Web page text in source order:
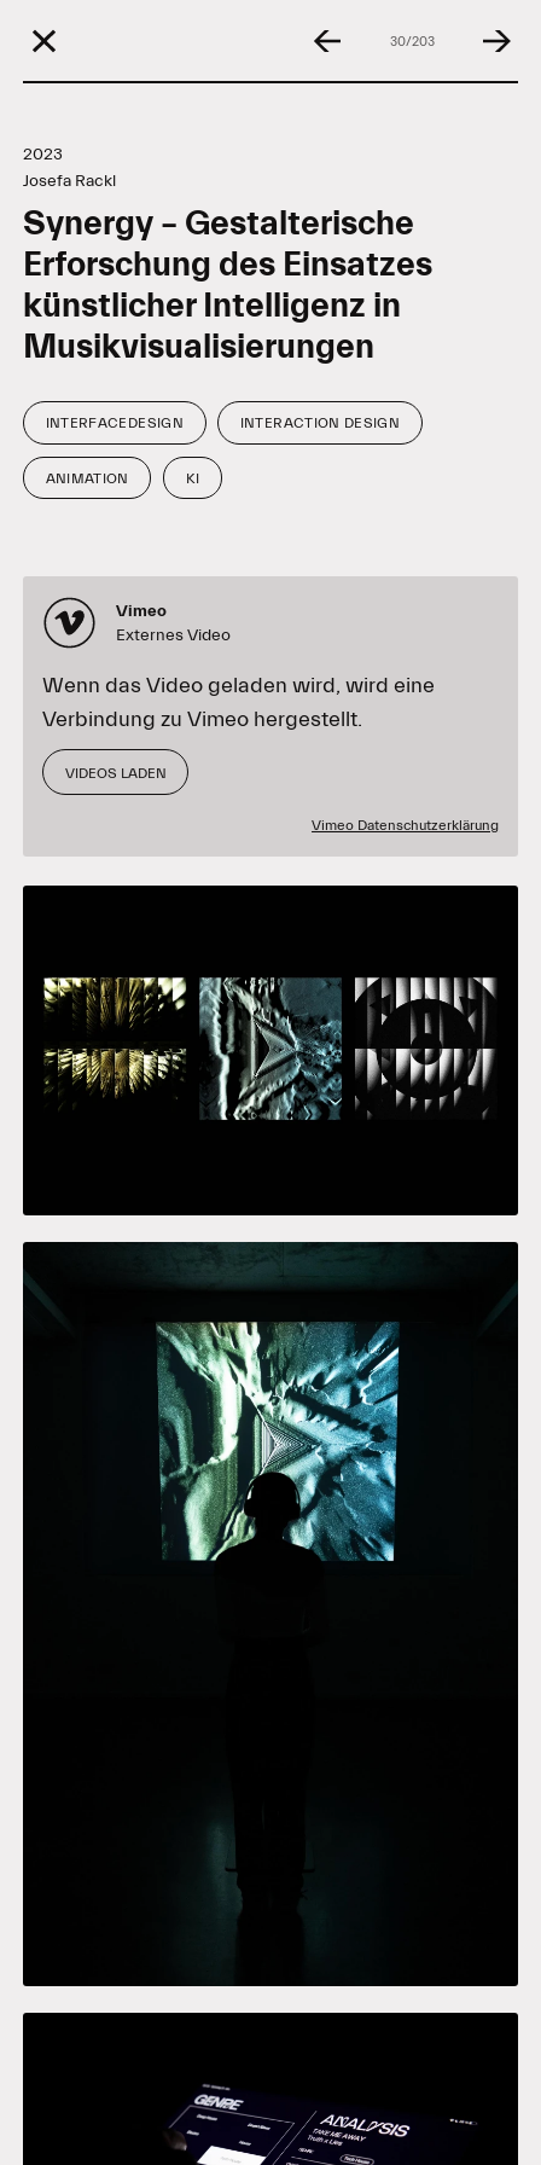
30/203
2023
Josefa Rackl
Synergy – Gestalterische
Erforschung des Einsatzes
künstlicher Intelligenz in
Musikvisualisierungen
TagsINTERFACEDESIGN INTERACTION DESIGN
ANIMATION KI
Vimeo
Externes Video
Wenn das Video geladen wird, wird eine
Verbindung zu Vimeo hergestellt.
VIDEOS LADEN
Vimeo Datenschutzerklärung